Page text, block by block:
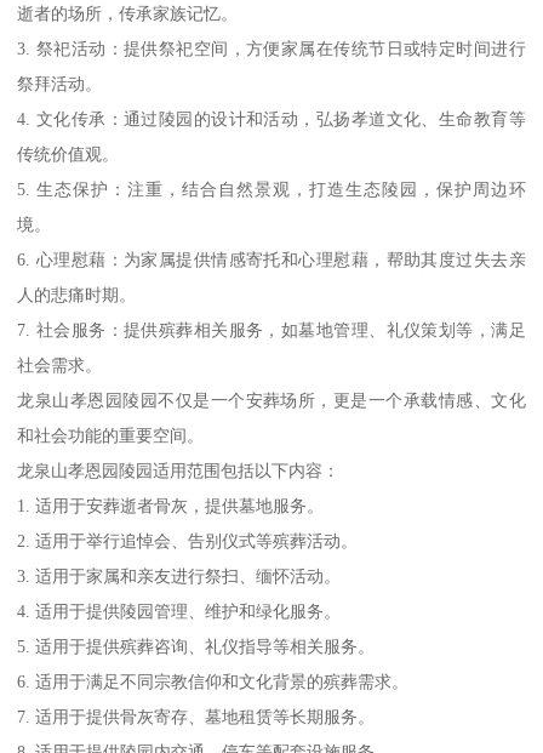
逝者的场所，传承家族记忆。
3. 祭祀活动：提供祭祀空间，方便家属在传统节日或特定时间进行
祭拜活动。
4. 文化传承：通过陵园的设计和活动，弘扬孝道文化、生命教育等
传统价值观。
5. 生态保护：注重，结合自然景观，打造生态陵园，保护周边环
境。
6. 心理慰藉：为家属提供情感寄托和心理慰藉，帮助其度过失去亲
人的悲痛时期。
7. 社会服务：提供殡葬相关服务，如墓地管理、礼仪策划等，满足
社会需求。
龙泉山孝恩园陵园不仅是一个安葬场所，更是一个承载情感、文化
和社会功能的重要空间。
龙泉山孝恩园陵园适用范围包括以下内容：
1. 适用于安葬逝者骨灰，提供墓地服务。
2. 适用于举行追悼会、告别仪式等殡葬活动。
3. 适用于家属和亲友进行祭扫、缅怀活动。
4. 适用于提供陵园管理、维护和绿化服务。
5. 适用于提供殡葬咨询、礼仪指导等相关服务。
6. 适用于满足不同宗教信仰和文化背景的殡葬需求。
7. 适用于提供骨灰寄存、墓地租赁等长期服务。